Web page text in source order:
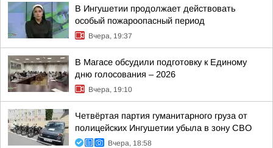
В Ингушетии продолжает действовать
особый пожароопасный период
Вчера, 19:37
В Магасе обсудили подготовку к Единому
дню голосования – 2026
Вчера, 19:10
Четвёртая партия гуманитарного груза от
полицейских Ингушетии убыла в зону СВО
Вчера, 18:58